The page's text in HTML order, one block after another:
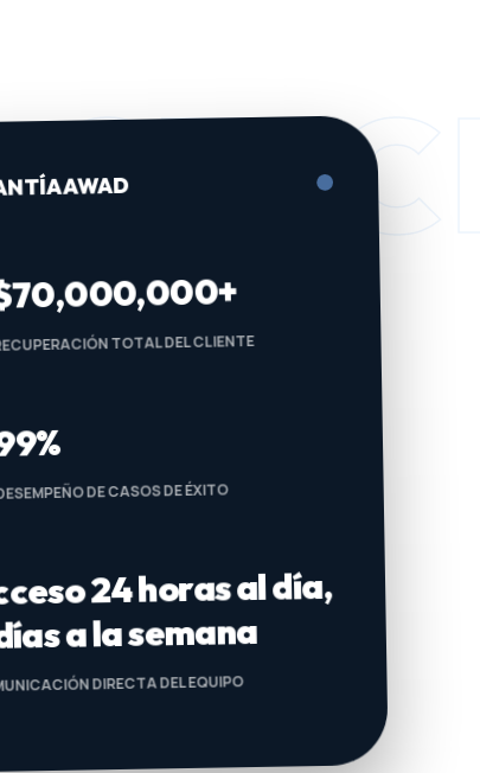
AWAD
TOTAL DEL CLIENTE
DE CASOS DE ÉXITO
24 horas al día,
a la semana
DIRECTA DEL EQUIPO